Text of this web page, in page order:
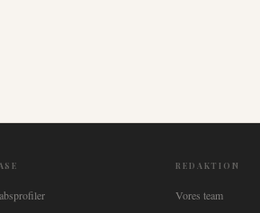
REDAKTION
Vores team